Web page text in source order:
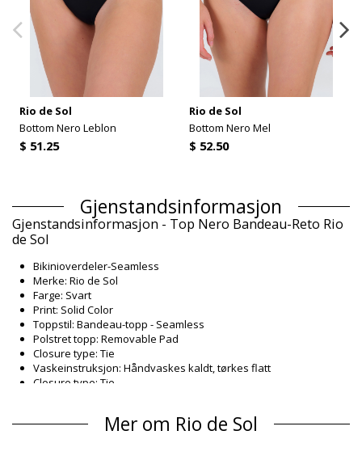
Rio de Sol
Bottom Nero Leblon
$ 51.25
Rio de Sol
Bottom Nero Mel
$ 52.50
Gjenstandsinformasjon
Gjenstandsinformasjon - Top Nero Bandeau-Reto Rio
de Sol
Bikinioverdeler-Seamless
Merke: Rio de Sol
Farge: Svart
Print: Solid Color
Toppstil: Bandeau-topp - Seamless
Polstret topp: Removable Pad
Closure type: Tie
Vaskeinstruksjon: Håndvaskes kaldt, tørkes flatt
Closure type: Tie
Bikinioverdeler Svart Rio de Sol ICONS
Mer om Rio de Sol